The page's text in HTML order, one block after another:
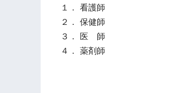
１． 看護師
２． 保健師
３． 医 師
４． 薬剤師